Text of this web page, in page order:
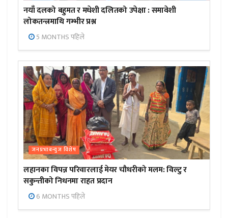
नयाँ दलको बहुमत र मधेशी दलितको उपेक्षा : समावेशी
लोकतन्त्रमाथि गम्भीर प्रश्न
5 MONTHS पहिले
जनप्रभाबन्युज विशेष
लहानका विपन्न परिवारलाई मेयर चौधरीको मलम: विल्टु र
सकुन्तीको निधनमा राहत प्रदान
6 MONTHS पहिले